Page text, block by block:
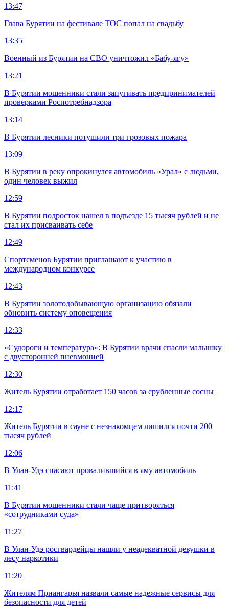
13:47
Глава Бурятии на фестивале ТОС попал на свадьбу
13:35
Военный из Бурятии на СВО уничтожил «Бабу-ягу»
13:21
В Бурятии мошенники стали запугивать предпринимателей
проверками Роспотребнадзора
13:14
В Бурятии лесники потушили три грозовых пожара
13:09
В Бурятии в реку опрокинулся автомобиль «Урал» с людьми,
один человек выжил
12:59
В Бурятии подросток нашел в подъезде 15 тысяч рублей и не
стал их присваивать себе
12:49
Спортсменов Бурятии приглашают к участию в
международном конкурсе
12:43
В Бурятии золотодобывающую организацию обязали
обновить систему оповещения
12:33
«Судороги и температура»: В Бурятии врачи спасли малышку
с двусторонней пневмонией
12:30
Житель Бурятии отработает 150 часов за срубленные сосны
12:17
Житель Бурятии в сауне с незнакомцем лишился почти 200
тысяч рублей
12:06
В Улан-Удэ спасают провалившийся в яму автомобиль
11:41
В Бурятии мошенники стали чаще притворяться
«сотрудниками суда»
11:27
В Улан-Удэ росгвардейцы нашли у неадекватной девушки в
лесу наркотики
11:20
Жителям Приангарья назвали самые надежные сервисы для
безопасности для детей